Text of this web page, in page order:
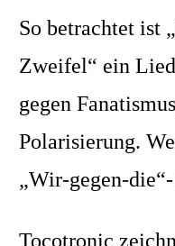
So betrachtet ist
Zweifel“ ein
gegen
Polarisierung.
„Wir-gegen-
Tocotronic